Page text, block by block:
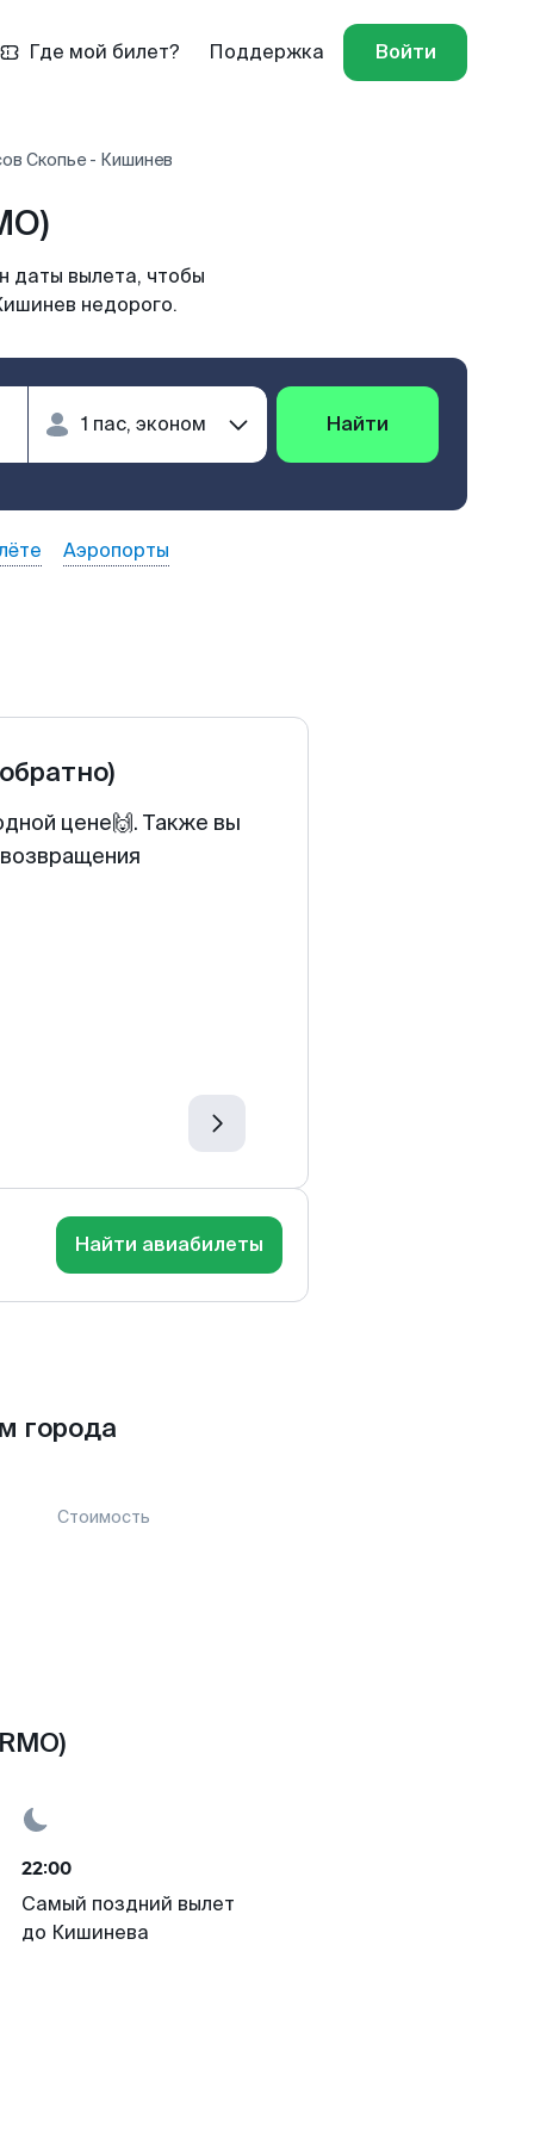
Где мой билет? Поддержка Войти
Скопье - Кишинев
даты вылета, чтобы
недорого.
Найти
Аэропорты
цене🙌. Также вы
Найти авиабилеты
города
Стоимость
22:00
Самый поздний вылет
до Кишинева